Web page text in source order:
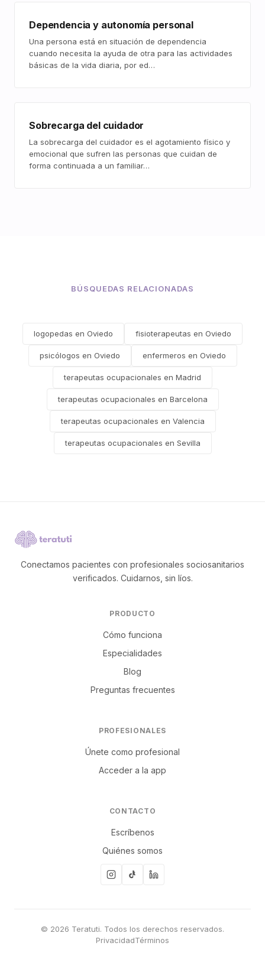
Dependencia y autonomía personal
Una persona está en situación de dependencia
cuando necesita la ayuda de otra para las actividades
básicas de la vida diaria, por ed…
Sobrecarga del cuidador
La sobrecarga del cuidador es el agotamiento físico y
emocional que sufren las personas que cuidan de
forma continuada a un familiar…
BÚSQUEDAS RELACIONADAS
logopedas en Oviedo fisioterapeutas en Oviedo
psicólogos en Oviedo enfermeros en Oviedo
terapeutas ocupacionales en Madrid
terapeutas ocupacionales en Barcelona
terapeutas ocupacionales en Valencia
terapeutas ocupacionales en Sevilla
Conectamos pacientes con profesionales sociosanitarios
verificados. Cuidarnos, sin líos.
PRODUCTO
Cómo funciona
Especialidades
Blog
Preguntas frecuentes
PROFESIONALES
Únete como profesional
Acceder a la app
CONTACTO
Escríbenos
Quiénes somos
© 2026 Teratuti. Todos los derechos reservados.
PrivacidadTérminos